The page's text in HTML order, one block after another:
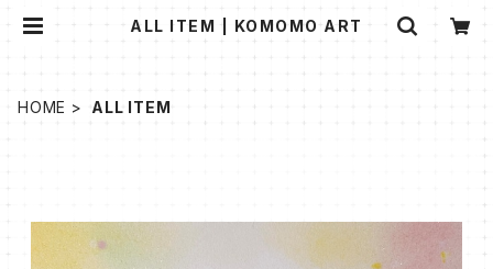
ALL ITEM | KOMOMO ART
HOME ALL ITEM